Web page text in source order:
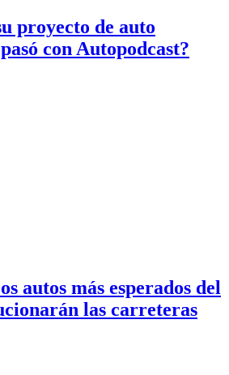
proyecto de auto
con Autopodcast?
autos más esperados del
las carreteras